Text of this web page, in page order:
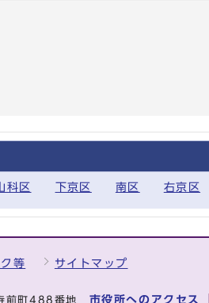
科区 下京区 南区 右京区
等 サイトマップ
前町488番地 市役所へのアクセス